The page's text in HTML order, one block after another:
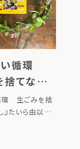
い循環
捨てない
いら由以
（婦人
環 生ごみを捨
』たいら由以子